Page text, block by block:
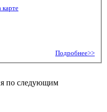
карте
Подробнее>>
по следующим